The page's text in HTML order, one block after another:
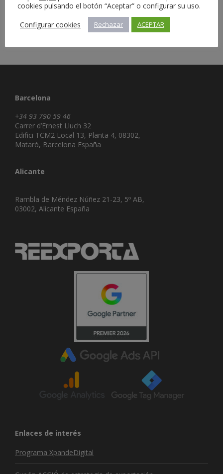
Barcelona
+34 93 790 59 46
Carrer d’Ernest Lluch 32
Edifici TCM2 Local 13, Planta 4, 08302,
Mataró, Barcelona España
Alicante
Rambla de Méndez Núñez 21-23, 5º AB,
03002, Alicante España
Enlaces de interés
Programa XpandeDigital
cookies pulsando el botón “Aceptar” o configurar su uso.
Configurar cookies
Rechazar ACEPTAR